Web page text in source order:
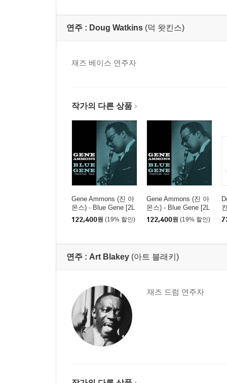
연주 : Doug Watkins (덕 왓킨스)
재즈 베이스 연주자
작가의 다른 상품
Gene Ammons (진 아
몬스) - Blue Gene [2L
P]
122,400원 (19% 할인)
Gene Ammons (진 아
몬스) - Blue Gene [2L
P]
122,400원 (19% 할인)
e
연주 : Art Blakey (아트 블래키)
재즈 드럼 연주자